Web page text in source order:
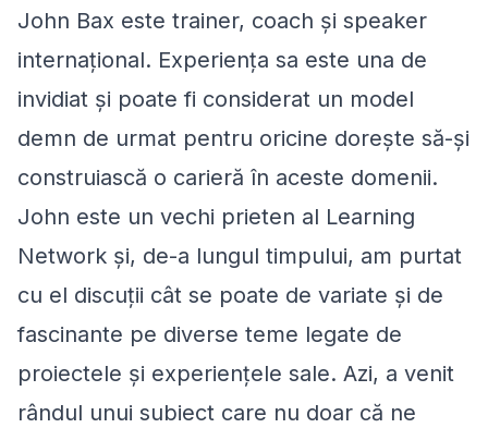
John Bax este trainer, coach și speaker
internațional. Experiența sa este una de
invidiat și poate fi considerat un model
demn de urmat pentru oricine dorește să-și
construiască o carieră în aceste domenii.
John este un vechi prieten al Learning
Network și, de-a lungul timpului, am purtat
cu el discuții cât se poate de variate și de
fascinante pe diverse teme legate de
proiectele și experiențele sale. Azi, a venit
rândul unui subiect care nu doar că ne